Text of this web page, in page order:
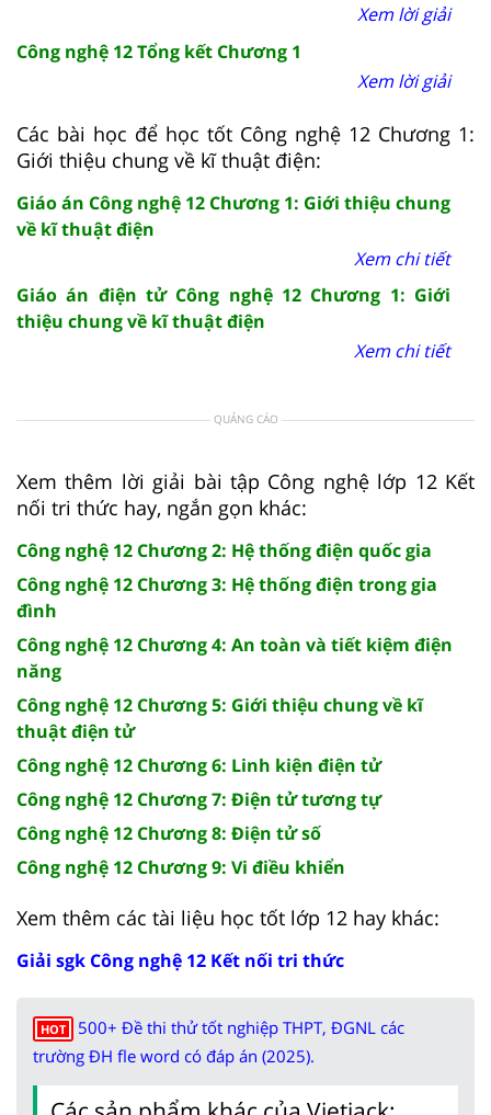
Xem lời giải
Công nghệ 12 Tổng kết Chương 1
Xem lời giải
Các bài học để học tốt Công nghệ 12 Chương 1:
Giới thiệu chung về kĩ thuật điện:
Giáo án Công nghệ 12 Chương 1: Giới thiệu chung
về kĩ thuật điện
Xem chi tiết
Giáo án điện tử Công nghệ 12 Chương 1: Giới
thiệu chung về kĩ thuật điện
Xem chi tiết
QUẢNG CÁO
Xem thêm lời giải bài tập Công nghệ lớp 12 Kết
nối tri thức hay, ngắn gọn khác:
Công nghệ 12 Chương 2: Hệ thống điện quốc gia
Công nghệ 12 Chương 3: Hệ thống điện trong gia
đình
Công nghệ 12 Chương 4: An toàn và tiết kiệm điện
năng
Công nghệ 12 Chương 5: Giới thiệu chung về kĩ
thuật điện tử
Công nghệ 12 Chương 6: Linh kiện điện tử
Công nghệ 12 Chương 7: Điện tử tương tự
Công nghệ 12 Chương 8: Điện tử số
Công nghệ 12 Chương 9: Vi điều khiển
Xem thêm các tài liệu học tốt lớp 12 hay khác:
Giải sgk Công nghệ 12 Kết nối tri thức
HOT
500+ Đề thi thử tốt nghiệp THPT, ĐGNL các
trường ĐH fle word có đáp án (2025).